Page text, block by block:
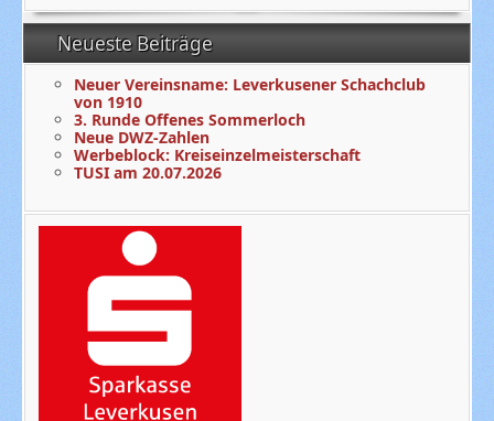
Neueste Beiträge
Neuer Vereinsname: Leverkusener Schachclub
von 1910
3. Runde Offenes Sommerloch
Neue DWZ-Zahlen
Werbeblock: Kreiseinzelmeisterschaft
TUSI am 20.07.2026